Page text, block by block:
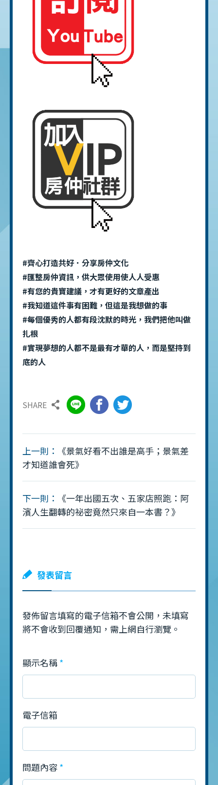
#齊心打造共好．分享房仲文化
#匯整房仲資訊，供大眾使用使人人受惠
#有您的貴寶建議，才有更好的文章產出
#我知道這件事有困難，但這是我想做的事
#每個優秀的人都有段沈默的時光，我們把他叫做
扎根
#實現夢想的人都不是最有才華的人，而是堅持到
底的人
SHARE
上一則：
《景氣好看不出誰是高手；景氣差
才知道誰會死》
下一則：
《一年出國五次、五家店照跑：阿
濱人生翻轉的祕密竟然只來自一本書？》
發表留言
發佈留言填寫的電子信箱不會公開，未填寫
將不會收到回覆通知，需上網自行瀏覽。
顯示名稱
電子信箱
問題內容